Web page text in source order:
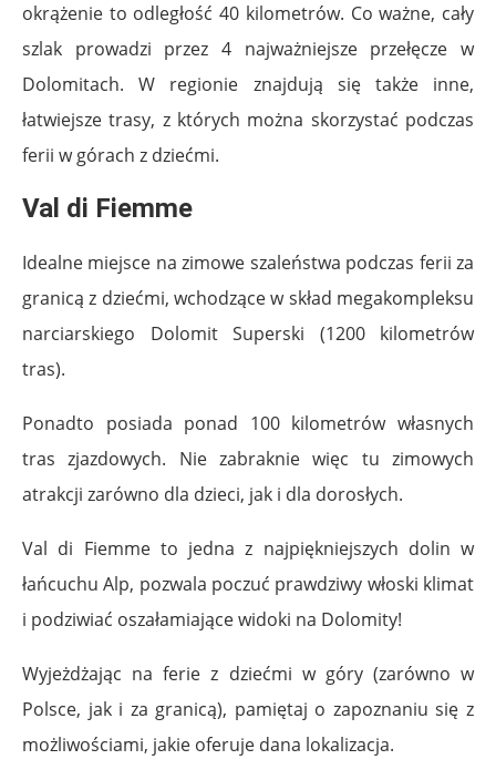
okrążenie to odległość 40 kilometrów. Co ważne, cały
szlak prowadzi przez 4 najważniejsze przełęcze w
Dolomitach. W regionie znajdują się także inne,
łatwiejsze trasy, z których można skorzystać podczas
ferii w górach z dziećmi.
Val di Fiemme
Idealne miejsce na zimowe szaleństwa podczas ferii za
granicą z dziećmi, wchodzące w skład megakompleksu
narciarskiego Dolomit Superski (1200 kilometrów
tras).
Ponadto posiada ponad 100 kilometrów własnych
tras zjazdowych. Nie zabraknie więc tu zimowych
atrakcji zarówno dla dzieci, jak i dla dorosłych.
Val di Fiemme to jedna z najpiękniejszych dolin w
łańcuchu Alp, pozwala poczuć prawdziwy włoski klimat
i podziwiać oszałamiające widoki na Dolomity!
Wyjeżdżając na ferie z dziećmi w góry (zarówno w
Polsce, jak i za granicą), pamiętaj o zapoznaniu się z
możliwościami, jakie oferuje dana lokalizacja.